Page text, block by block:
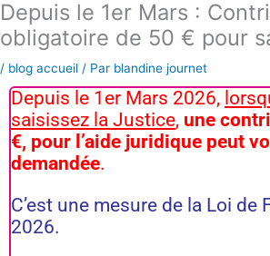
Aller
contenu
Depuis le 1er Mars :
obligatoire de 50 € pour
/ blog accueil / Par blandine journet
Depuis le 1er Mars 2026,
saisissez la Justice, une
€, pour l’aide juridique peut
demandée.
C’est une mesure de la Loi de
2026.